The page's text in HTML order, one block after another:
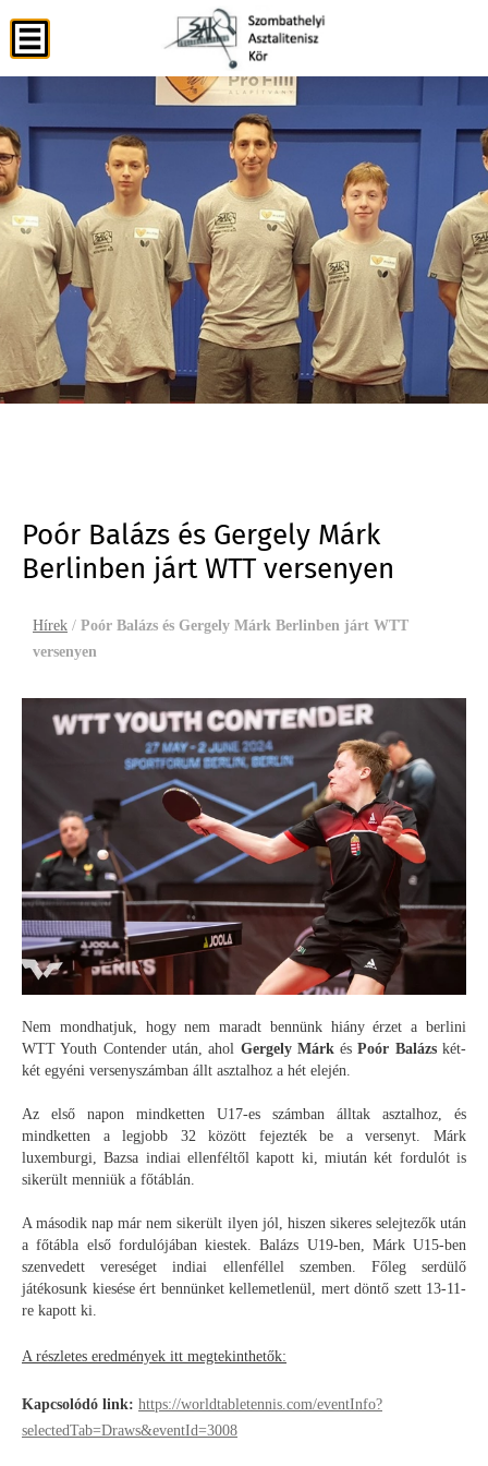
Poór Balázs és Gergely Márk
Berlinben járt WTT versenyen
Hírek / Poór Balázs és Gergely Márk Berlinben járt WTT
versenyen
Nem mondhatjuk, hogy nem maradt bennünk hiány érzet a berlini
WTT Youth Contender után, ahol Gergely MárkésPoór Balázskét-
két egyéni versenyszámban állt asztalhoz a hét elején.
Az első napon mindketten U17-es számban álltak asztalhoz, és
mindketten a legjobb 32 között fejezték be a versenyt. Márk
luxemburgi, Bazsa indiai ellenféltől kapott ki, miután két fordulót is
sikerült menniük a főtáblán.
A második nap már nem sikerült ilyen jól, hiszen sikeres selejtezők után
a főtábla első fordulójában kiestek. Balázs U19-ben, Márk U15-ben
szenvedett vereséget indiai ellenféllel szemben. Főleg serdülő
játékosunk kiesése ért bennünket kellemetlenül, mert döntő szett 13-11-
re kapott ki.
A részletes eredmények itt megtekinthetők:
Kapcsolódó link: https://worldtabletennis.com/eventInfo?
selectedTab=Draws&eventId=3008